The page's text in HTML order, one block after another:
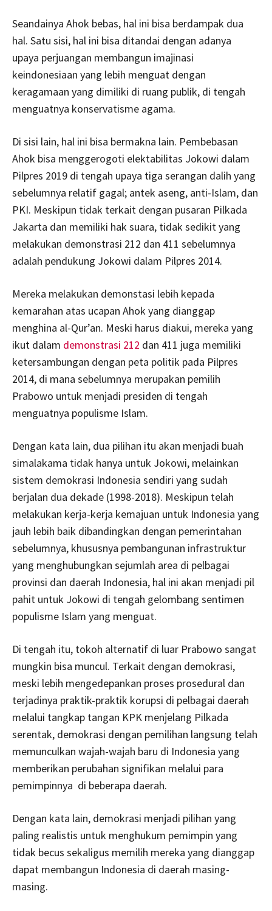
Seandainya Ahok bebas, hal ini bisa berdampak dua
hal. Satu sisi, hal ini bisa ditandai dengan adanya
upaya perjuangan membangun imajinasi
keindonesiaan yang lebih menguat dengan
keragamaan yang dimiliki di ruang publik, di tengah
menguatnya konservatisme agama.
Di sisi lain, hal ini bisa bermakna lain. Pembebasan
Ahok bisa menggerogoti elektabilitas Jokowi dalam
Pilpres 2019 di tengah upaya tiga serangan dalih yang
sebelumnya relatif gagal; antek aseng, anti-Islam, dan
PKI. Meskipun tidak terkait dengan pusaran Pilkada
Jakarta dan memiliki hak suara, tidak sedikit yang
melakukan demonstrasi 212 dan 411 sebelumnya
adalah pendukung Jokowi dalam Pilpres 2014.
Mereka melakukan demonstasi lebih kepada
kemarahan atas ucapan Ahok yang dianggap
menghina al-Qur’an. Meski harus diakui, mereka yang
ikut dalam demonstrasi 212 dan 411 juga memiliki
ketersambungan dengan peta politik pada Pilpres
2014, di mana sebelumnya merupakan pemilih
Prabowo untuk menjadi presiden di tengah
menguatnya populisme Islam.
Dengan kata lain, dua pilihan itu akan menjadi buah
simalakama tidak hanya untuk Jokowi, melainkan
sistem demokrasi Indonesia sendiri yang sudah
berjalan dua dekade (1998-2018). Meskipun telah
melakukan kerja-kerja kemajuan untuk Indonesia yang
jauh lebih baik dibandingkan dengan pemerintahan
sebelumnya, khususnya pembangunan infrastruktur
yang menghubungkan sejumlah area di pelbagai
provinsi dan daerah Indonesia, hal ini akan menjadi pil
pahit untuk Jokowi di tengah gelombang sentimen
populisme Islam yang menguat.
Di tengah itu, tokoh alternatif di luar Prabowo sangat
mungkin bisa muncul. Terkait dengan demokrasi,
meski lebih mengedepankan proses prosedural dan
terjadinya praktik-praktik korupsi di pelbagai daerah
melalui tangkap tangan KPK menjelang Pilkada
serentak, demokrasi dengan pemilihan langsung telah
memunculkan wajah-wajah baru di Indonesia yang
memberikan perubahan signifikan melalui para
pemimpinnya di beberapa daerah.
Dengan kata lain, demokrasi menjadi pilihan yang
paling realistis untuk menghukum pemimpin yang
tidak becus sekaligus memilih mereka yang dianggap
dapat membangun Indonesia di daerah masing-
masing.